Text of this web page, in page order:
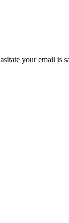
your email is